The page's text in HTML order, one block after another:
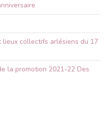
collectifs arlésiens du 17
la promotion 2021-22 Des